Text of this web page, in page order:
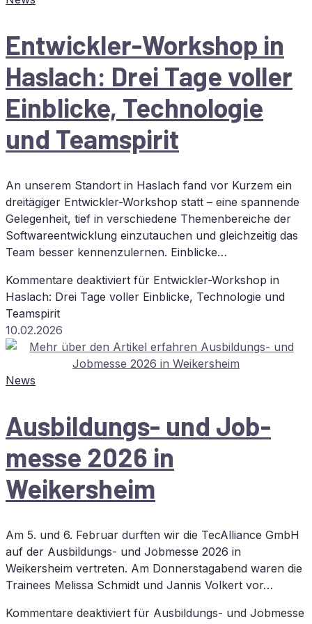
Ent­wick­ler-Work­shop in
Has­lach: Drei Tage vol­ler
Ein­bli­cke, Tech­no­lo­gie
und Teamspirit
An unserem Standort in Haslach fand vor Kurzem ein
dreitägiger Entwickler-Workshop statt – eine spannende
Gelegenheit, tief in verschiedene Themenbereiche der
Softwareentwicklung einzutauchen und gleichzeitig das
Team besser kennenzulernen. Einblicke…
Kommentare deaktiviert für Ent­wick­ler-Work­shop in
Has­lach: Drei Tage vol­ler Ein­bli­cke, Tech­no­lo­gie und
Teamspirit
10.02.2026
News
Aus­bil­dungs- und Job­
mes­se 2026 in
Weikersheim
Am 5. und 6. Februar durften wir die TecAlliance GmbH
auf der Ausbildungs- und Jobmesse 2026 in
Weikersheim vertreten. Am Donnerstagabend waren die
Trainees Melissa Schmidt und Jannis Volkert vor…
Kommentare deaktiviert für Aus­bil­dungs- und Job­mes­se